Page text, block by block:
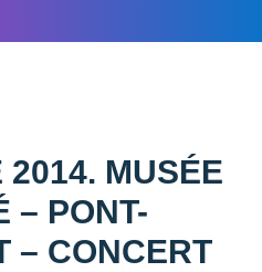
2014. MUSÉE
– PONT-
– CONCERT